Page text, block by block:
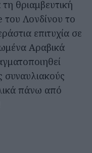
θριαμβευτική
Λονδίνου το
επιτυχία σε
Αραβικά
συναυλιακούς
πάνω από